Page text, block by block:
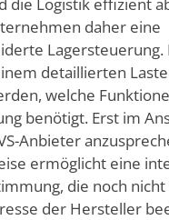
daher eine
Lagersteuerung.
detaillierten
welche
benötigt. Erst im
Anbieter
ermöglicht eine
die noch nicht
der Hersteller